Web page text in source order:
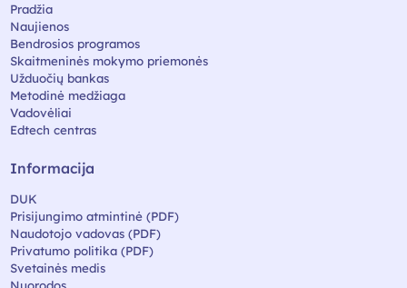
Pradžia
Naujienos
Bendrosios programos
Skaitmeninės mokymo priemonės
Užduočių bankas
Metodinė medžiaga
Vadovėliai
Edtech centras
Informacija
DUK
Prisijungimo atmintinė (PDF)
Naudotojo vadovas (PDF)
Privatumo politika (PDF)
Svetainės medis